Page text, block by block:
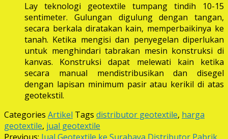
Lay teknologi geotextile tumpang tindih 10-15
sentimeter. Gulungan digulung dengan tangan,
secara berkala diratakan kain, memperbaikinya ke
tanah. Ketika mengisi dan penyegelan diperlukan
untuk menghindari tabrakan mesin konstruksi di
kanvas. Konstruksi dapat melewati kain ketika
secara manual mendistribusikan dan disegel
dengan lapisan minimum pasir atau kerikil di atas
geotekstil.
Categories Artikel Tags distributor geotextile, harga
geotextile, jual geotextile